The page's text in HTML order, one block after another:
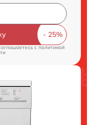
cполитикой